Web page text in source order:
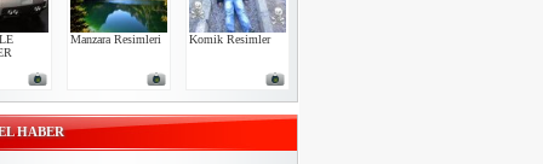
DİYARBAKIR’DA BİR OKULDA
PİSLİKTEN GEÇİLMİYOR
Müdürlüğü’ne 50 metre mesafede
İl Müdürü Taşçıer’e yönelik atılan
iftira…
Manzara Resimleri Komik Resimler
HABER